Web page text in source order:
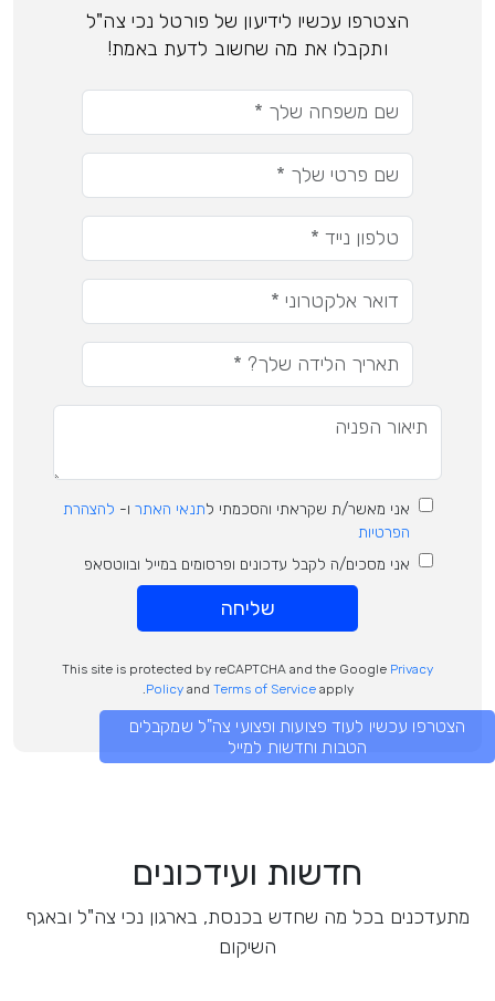
הצטרפו עכשיו לידיעון של פורטל נכי צה"ל
ותקבלו את מה שחשוב לדעת באמת!
אני מאשר/ת שקראתי והסכמתי לתנאי האתר ו- להצהרת
הפרטיות
אני מסכים/ה לקבל עדכונים ופרסומים במייל ובווטסאפ
שליחה
This site is protected by reCAPTCHA and the Google Privacy
Policyand Terms of Serviceapply.
הצטרפו עכשיו לעוד פצועות ופצועי צה"ל שמקבלים
הטבות וחדשות למייל
חדשות ועידכונים
מתעדכנים בכל מה שחדש בכנסת, בארגון נכי צה"ל ובאגף
השיקום